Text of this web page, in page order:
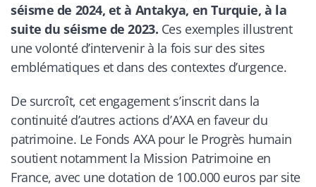
séisme de 2024, et à Antakya, en Turquie, à la
suite du séisme de 2023. Ces exemples illustrent
une volonté d’intervenir à la fois sur des sites
emblématiques et dans des contextes d’urgence.
De surcroît, cet engagement s’inscrit dans la
continuité d’autres actions d’AXA en faveur du
patrimoine. Le Fonds AXA pour le Progrès humain
soutient notamment la Mission Patrimoine en
France, avec une dotation de 100.000 euros par site